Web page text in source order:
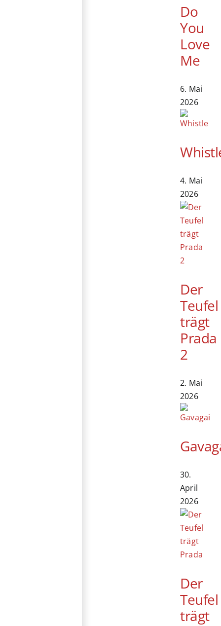
Do
You
Love
Me
6. Mai
2026
4. Mai
2026
Der
Teufel
trägt
Prada
2
2. Mai
2026
30.
April
2026
Der
Teufel
trägt